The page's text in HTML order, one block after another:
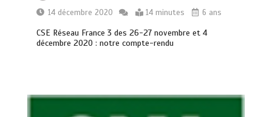
14 décembre 2020
14 minutes 6 ans
CSE Réseau France 3 des 26-27 novembre et 4
décembre 2020 : notre compte-rendu